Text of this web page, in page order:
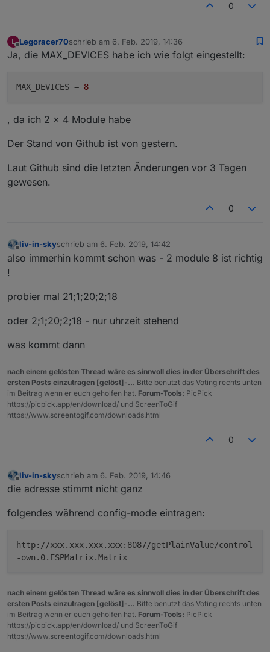
0
L
Offline
Legoracer70schrieb am 6. Feb. 2019, 14:36
zuletzt editiert von
Ja, die MAX_DEVICES habe ich wie folgt eingestellt:
MAX_DEVICES = 8
, da ich 2 x 4 Module habe
Der Stand von Github ist von gestern.
Laut Github sind die letzten Änderungen vor 3 Tagen
gewesen.
0
Offline
liv-in-skyschrieb am 6. Feb. 2019, 14:42
zuletzt editiert von
also immerhin kommt schon was - 2 module 8 ist richtig
!
probier mal 21;1;20;2;18
oder 2;1;20;2;18 - nur uhrzeit stehend
was kommt dann
nach einem gelösten Thread wäre es sinnvoll dies in der Überschrift des
ersten Posts einzutragen [gelöst]-... Bitte benutzt das Voting rechts unten
im Beitrag wenn er euch geholfen hat. Forum-Tools: PicPick
https://picpick.app/en/download/ und ScreenToGif
https://www.screentogif.com/downloads.html
0
Offline
liv-in-skyschrieb am 6. Feb. 2019, 14:46
zuletzt editiert von
die adresse stimmt nicht ganz
folgendes während config-mode eintragen:
http://xxx.xxx.xxx.xxx:8087/getPlainValue/control
-own.0.ESPMatrix.Matrix
nach einem gelösten Thread wäre es sinnvoll dies in der Überschrift des
ersten Posts einzutragen [gelöst]-... Bitte benutzt das Voting rechts unten
im Beitrag wenn er euch geholfen hat. Forum-Tools: PicPick
https://picpick.app/en/download/ und ScreenToGif
https://www.screentogif.com/downloads.html